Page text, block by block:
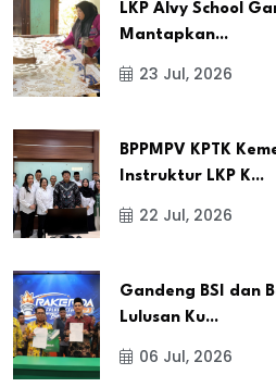
LKP Alvy School
Mantapkan...
23 Jul, 2026
BPPMPV KPTK
Instruktur LKP K...
22 Jul, 2026
Gandeng BSI dan
Lulusan Ku...
06 Jul, 2026